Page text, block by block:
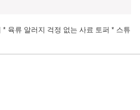
육류 알러지 걱정 없는 사료 토퍼 * 스튜